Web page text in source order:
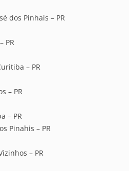
dos Pinhais – PR
PR
– PR
– PR
– PR
Pinahis – PR
– PR